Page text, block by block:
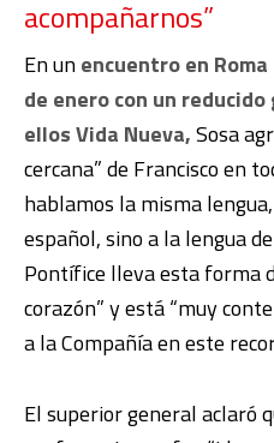
acompañarnos”
En unencuentro en
de enero con un
ellos Vida Nueva,Sosa
cercana” de Francisco en
hablamos la misma
español, sino a la lengua
Pontífice lleva esta forma
corazón” y está “muy
a la Compañía en este
El superior general aclaró